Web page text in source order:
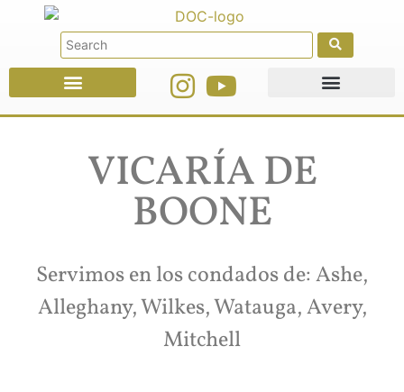
VICARÍA DE
BOONE
Servimos en los condados de: Ashe,
Alleghany, Wilkes, Watauga, Avery,
Mitchell